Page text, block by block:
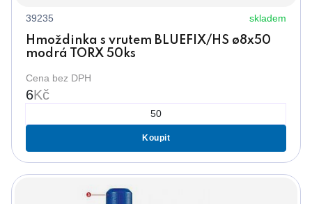
39235 skladem
Hmoždinka s vrutem BLUEFIX/HS ø8x50
modrá TORX 50ks
Cena bez DPH
6Kč
Koupit